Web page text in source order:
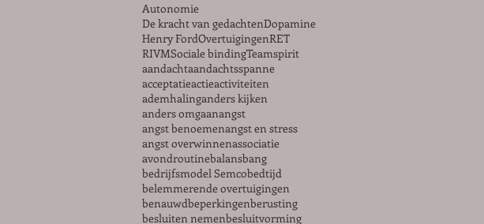
Autonomie
De kracht van gedachtenDopamine
Henry FordOvertuigingenRET
RIVMSociale bindingTeamspirit
aandachtaandachtsspanne
acceptatieactieactiviteiten
ademhalinganders kijken
anders omgaanangst
angst benoemenangst en stress
angst overwinnenassociatie
avondroutinebalansbang
bedrijfsmodel Semcobedtijd
belemmerende overtuigingen
benauwdbeperkingenberusting
besluiten nemenbesluitvorming